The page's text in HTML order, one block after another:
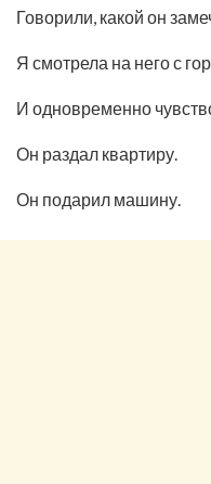
Говорили, какой он
Я смотрела на него с
И одновременно
Он раздал квартиру.
Он подарил машину.